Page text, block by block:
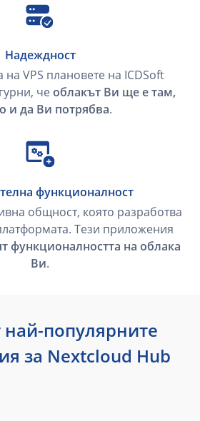
Надеждност
на VPS плановете на ICDSoft
чеоблакът Ви ще е там,
и да Ви потрябва.
функционалност
общност, която разработва
Тези приложения
функционалността на облака
Ви.
най-популярните
за Nextcloud Hub